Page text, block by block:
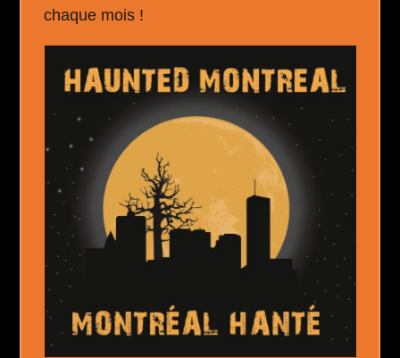
chaque mois !